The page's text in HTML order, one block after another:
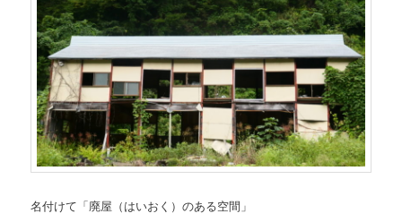
名付けて「廃屋（はいおく）のある空間」